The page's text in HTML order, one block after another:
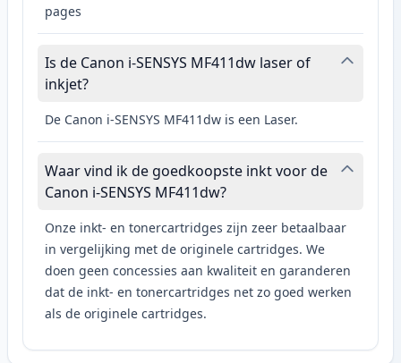
pages
Is de Canon i-SENSYS MF411dw laser of
inkjet?
De Canon i-SENSYS MF411dw is een Laser.
Waar vind ik de goedkoopste inkt voor de
Canon i-SENSYS MF411dw?
Onze inkt- en tonercartridges zijn zeer betaalbaar
in vergelijking met de originele cartridges. We
doen geen concessies aan kwaliteit en garanderen
dat de inkt- en tonercartridges net zo goed werken
als de originele cartridges.